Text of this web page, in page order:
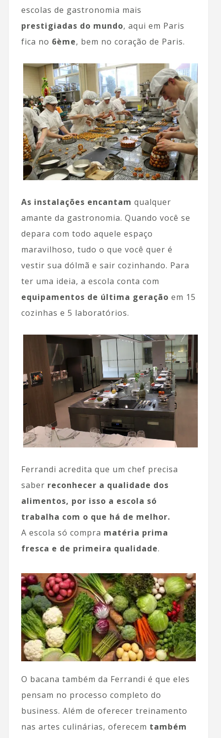
escolas de gastronomia mais
prestigiadas do mundo, aqui em Paris
fica no 6ème, bem no coração de Paris.
As instalações encantam qualquer
amante da gastronomia. Quando você se
depara com todo aquele espaço
maravilhoso, tudo o que você quer é
vestir sua dólmã e sair cozinhando. Para
ter uma ideia, a escola conta com
equipamentos de última geração em 15
cozinhas e 5 laboratórios.
Ferrandi acredita que um chef precisa
saber reconhecer a qualidade dos
alimentos, por isso a escola só
trabalha com o que há de melhor.
A escola só compra matéria prima
fresca e de primeira qualidade.
O bacana também da Ferrandi é que eles
pensam no processo completo do
business. Além de oferecer treinamento
nas artes culinárias, oferecem também